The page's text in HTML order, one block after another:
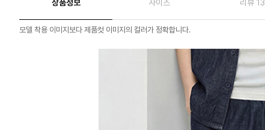
상품정보 사이즈 리뷰 13
모델 착용 이미지보다 제품컷 이미지의 컬러가 정확합니다.